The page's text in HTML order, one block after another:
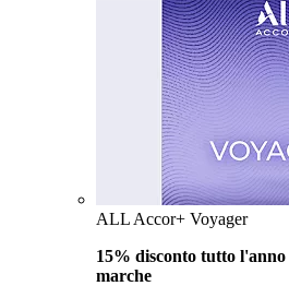
ALL Accor+ Voyager
15% disconto tutto l'anno
marche